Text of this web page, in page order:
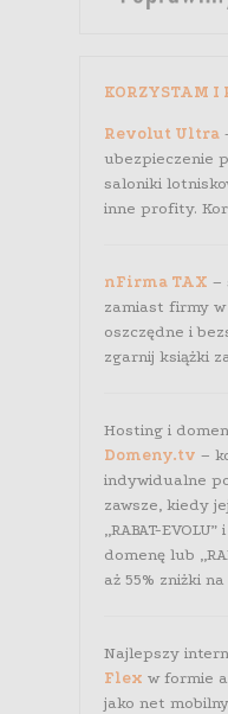
KORZYSTAM I
Revolut Ultra
ubezpieczenie
saloniki
inne profity.
nFirma TAX –
zamiast firmy w
oszczędne i
zgarnij książki
Hosting i
Domeny.tv –
indywidualne
zawsze, kiedy
„RABAT-
domenę lub
aż 55% zniżki
Najlepszy
Flex w formie
jako net